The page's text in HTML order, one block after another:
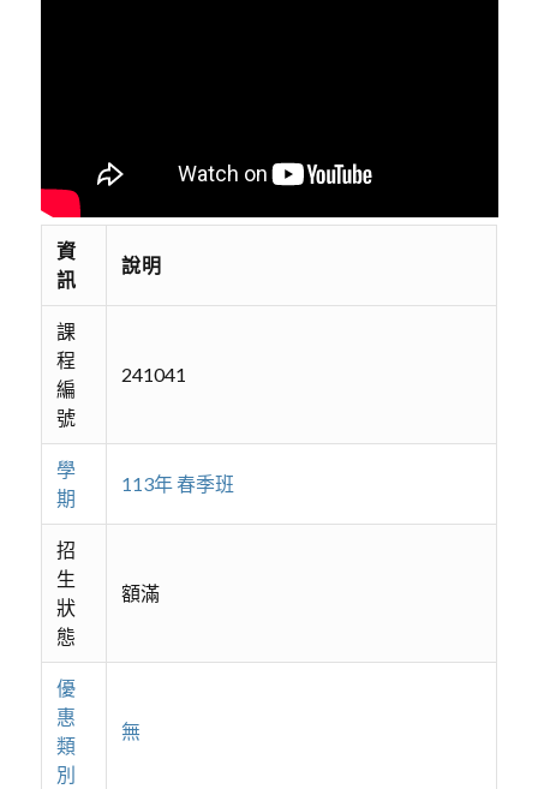
資
訊
說明
課
程
編
號
241041
學
期
113年 春季班
招
生
狀
態
額滿
優
惠
類
別
無